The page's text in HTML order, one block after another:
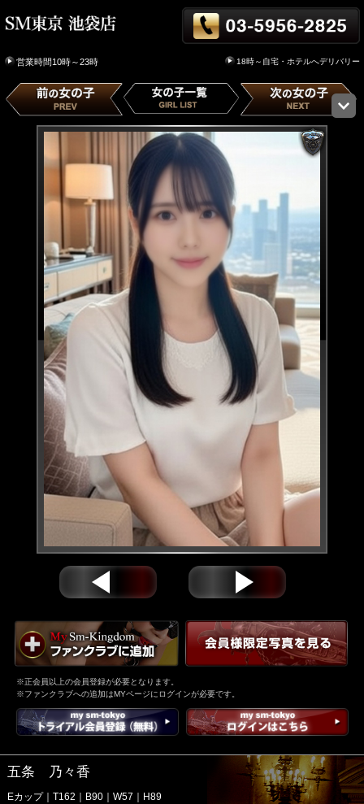
営業時間10時～23時 18時～自宅・ホテルへデリバリー
※正会員以上の会員登録が必要となります。
※ファンクラブへの追加はMYページにログインが必要です。
五条 乃々香
Eカップ｜T162｜B90｜W57｜H89